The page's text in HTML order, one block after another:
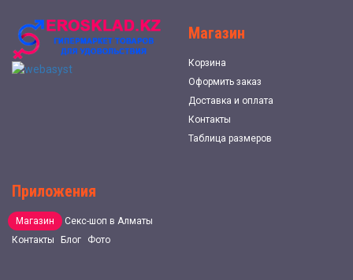
Магазин
Корзина
Оформить заказ
Доставка и оплата
Контакты
Таблица размеров
Приложения
Магазин
Секс-шоп в Алматы
Контакты
Блог Фото